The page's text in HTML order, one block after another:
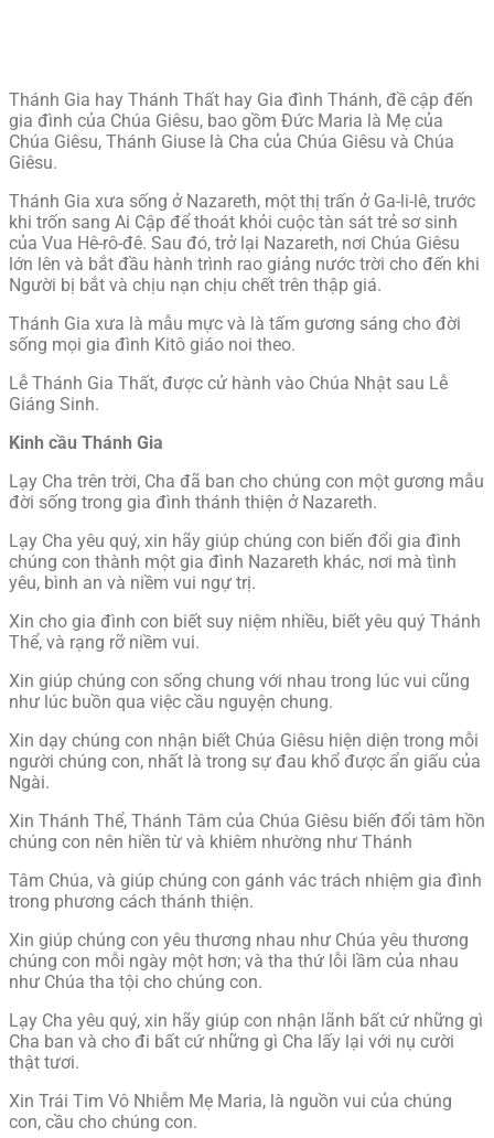
Thánh Gia hay Thánh Thất hay Gia đình Thánh, đề cập đến
gia đình của Chúa Giêsu, bao gồm Đức Maria là Mẹ của
Chúa Giêsu, Thánh Giuse là Cha của Chúa Giêsu và Chúa
Giêsu.
Thánh Gia xưa sống ở Nazareth, một thị trấn ở Ga-li-lê, trước
khi trốn sang Ai Cập để thoát khỏi cuộc tàn sát trẻ sơ sinh
của Vua Hê-rô-đê. Sau đó, trở lại Nazareth, nơi Chúa Giêsu
lớn lên và bắt đầu hành trình rao giảng nước trời cho đến khi
Người bị bắt và chịu nạn chịu chết trên thập giá.
Thánh Gia xưa là mẫu mực và là tấm gương sáng cho đời
sống mọi gia đình Kitô giáo noi theo.
Lễ Thánh Gia Thất, được cử hành vào Chúa Nhật sau Lễ
Giáng Sinh.
Kinh cầu Thánh Gia
Lạy Cha trên trời, Cha đã ban cho chúng con một gương mẫu
đời sống trong gia đình thánh thiện ở Nazareth.
Lạy Cha yêu quý, xin hãy giúp chúng con biến đổi gia đình
chúng con thành một gia đình Nazareth khác, nơi mà tình
yêu, bình an và niềm vui ngự trị.
Xin cho gia đình con biết suy niệm nhiều, biết yêu quý Thánh
Thể, và rạng rỡ niềm vui.
Xin giúp chúng con sống chung với nhau trong lúc vui cũng
như lúc buồn qua việc cầu nguyện chung.
Xin dạy chúng con nhận biết Chúa Giêsu hiện diện trong mỗi
người chúng con, nhất là trong sự đau khổ được ẩn giấu của
Ngài.
Xin Thánh Thể, Thánh Tâm của Chúa Giêsu biến đổi tâm hồn
chúng con nên hiền từ và khiêm nhường như Thánh
Tâm Chúa, và giúp chúng con gánh vác trách nhiệm gia đình
trong phương cách thánh thiện.
Xin giúp chúng con yêu thương nhau như Chúa yêu thương
chúng con mỗi ngày một hơn; và tha thứ lỗi lầm của nhau
như Chúa tha tội cho chúng con.
Lạy Cha yêu quý, xin hãy giúp con nhận lãnh bất cứ những gì
Cha ban và cho đi bất cứ những gì Cha lấy lại với nụ cười
thật tươi.
Xin Trái Tim Vô Nhiễm Mẹ Maria, là nguồn vui của chúng
con, cầu cho chúng con.